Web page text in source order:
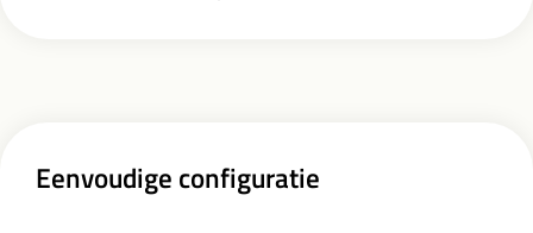
Eenvoudige configuratie